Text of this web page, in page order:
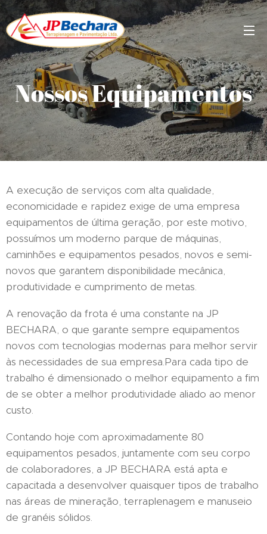
Nossos Equipamentos
A execução de serviços com alta qualidade,
economicidade e rapidez exige de uma empresa
equipamentos de última geração, por este motivo,
possuímos um moderno parque de máquinas,
caminhões e equipamentos pesados, novos e semi-
novos que garantem disponibilidade mecânica,
produtividade e cumprimento de metas.
A renovação da frota é uma constante na JP
BECHARA, o que garante sempre equipamentos
novos com tecnologias modernas para melhor servir
às necessidades de sua empresa.Para cada tipo de
trabalho é dimensionado o melhor equipamento a fim
de se obter a melhor produtividade aliado ao menor
custo.
Contando hoje com aproximadamente 80
equipamentos pesados, juntamente com seu corpo
de colaboradores, a JP BECHARA está apta e
capacitada a desenvolver quaisquer tipos de trabalho
nas áreas de mineração, terraplenagem e manuseio
de granéis sólidos.